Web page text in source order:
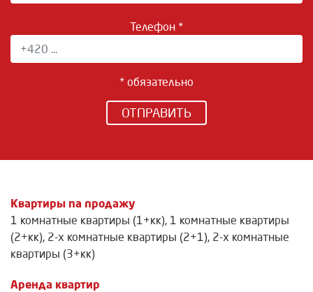
Телефон *
* обязательно
ОТПРАВИТЬ
Квартиры na продажу
1 комнатные квартиры (1+кк), 1 комнатные квартиры
(2+кк), 2-х комнатные квартиры (2+1), 2-х комнатные
квартиры (3+кк)
Аренда квартир